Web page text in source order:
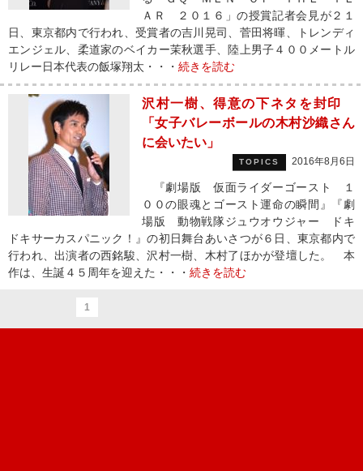
ＡＲ ２０１６」の授賞記者会見が２１
日、東京都内で行われ、受賞者の吉川晃司、菅田将暉、トレンディ
エンジェル、柔道家のベイカー茉秋選手、陸上男子４００メートル
リレー日本代表の飯塚翔太・・・ 続きを読む
沢村一樹、得意の下ネタを封印
「女子バレーボールの木村沙織さん
に会いたい」
TOPICS 2016年8月6日
『劇場版 仮面ライダーゴースト １
００の眼魂とゴースト運命の瞬間』『劇
場版 動物戦隊ジュウオウジャー ドキ
ドキサーカスパニック！』の初日舞台あいさつが６日、東京都内で
行われ、出演者の西銘駿、沢村一樹、木村了ほかが登壇した。 本
作は、生誕４５周年を迎えた・・・ 続きを読む
1